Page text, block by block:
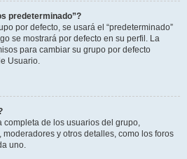
predeterminado”?
por defecto, se usará el “predeterminado”
se mostrará por defecto en su perfil. La
para cambiar su grupo por defecto
Usuario.
completa de los usuarios del grupo,
y otros detalles, como los foros
uno.